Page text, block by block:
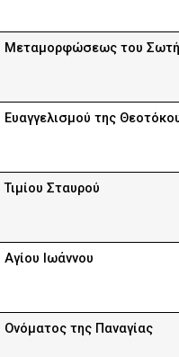
Μεταμορφώσεως του
Ευαγγελισμού της
Τιμίου Σταυρού
Αγίου Ιωάννου
Ονόματος της Παναγίας